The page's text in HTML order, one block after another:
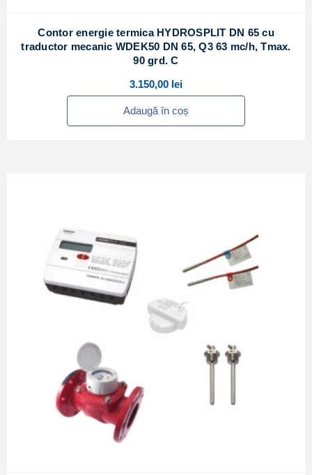
Contor energie termica HYDROSPLIT DN 65 cu
traductor mecanic WDEK50 DN 65, Q3 63 mc/h, Tmax.
90 grd. C
3.150,00 lei
Adaugă în coș